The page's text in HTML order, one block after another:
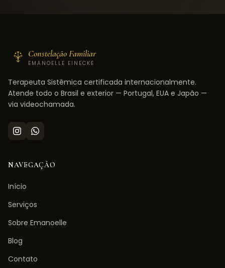
Constelação Familiar
EMANOELLE EINECKE
Terapeuta Sistêmica certificada internacionalmente.
Atende todo o Brasil e exterior — Portugal, EUA e Japão —
via videochamada.
NAVEGAÇÃO
Início
Serviços
Sobre Emanoelle
Blog
Contato